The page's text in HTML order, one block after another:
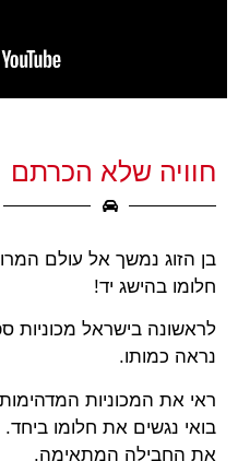
חוויה שלא הכרתם
בן הזוג נמשך אל עולם
חלומו בהישג יד!
לראשונה בישראל מכוניות
נראה כמותו.
ראי את המכוניות
בואי נגשים את חלומו
את החבילה המתאימה.